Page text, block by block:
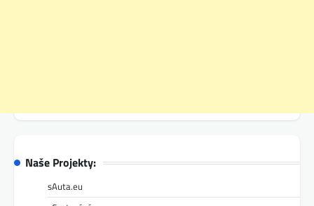
Naše Projekty:
sAuta.eu